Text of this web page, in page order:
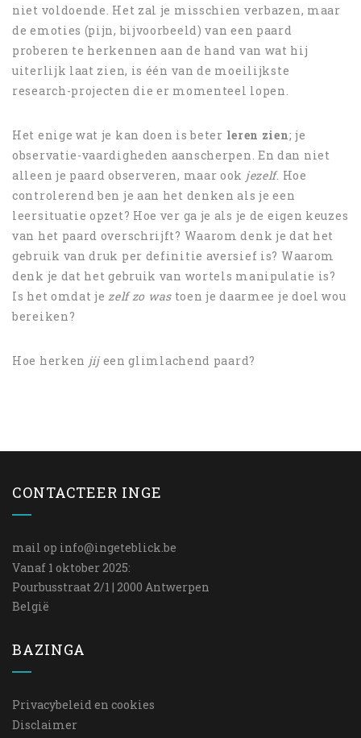
niet voldoende. Het zal je misschien verbazen, maar
de emoties (pijn, bijvoorbeeld) van een paard
proberen te herkennen aan de hand van wat hij
uiterlijk laat zien, is één van de moeilijkste
research-projecten die er momenteel lopen.
Het enige wat je kan doen is beter leren zien; je
observatie-vaardigheden aanscherpen. En dan niet
alleen je paard observeren, maar ook jezelf. Hoe
controlerend ben je aan het denken als je een
leersituatie opzet? Hoe ver ga je als je de eigen keuzes
van het paard overschrijft? Waarom denk je dat het
gebruik van druk per definitie aversief is? Waarom
denk je dat het gebruik van wortels manipulatie is?
Is het omdat jezelf zo wastoen je daarmee je doel wou
bereiken?
Hoe herken jijeen glimlachend paard?
CONTACTEER INGE
mail op info@ingeteblick.be
Vanaf 1 oktober 2025:
Pourbusstraat 2/1 | 2000 Antwerpen
België
BAZINGA
Privacybeleid en cookies
Disclaimer